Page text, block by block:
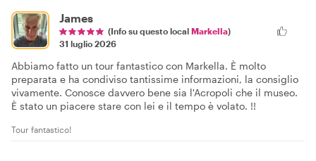
James
(Info su questo local Markella)
31 luglio 2026
Abbiamo fatto un tour fantastico con Markella. È molto
preparata e ha condiviso tantissime informazioni, la consiglio
vivamente. Conosce davvero bene sia l'Acropoli che il museo.
È stato un piacere stare con lei e il tempo è volato. !!
Tour fantastico!